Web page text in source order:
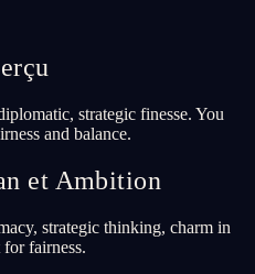
strategic finesse. You
and balance.
et Ambition
strategic thinking, charm in
fairness.